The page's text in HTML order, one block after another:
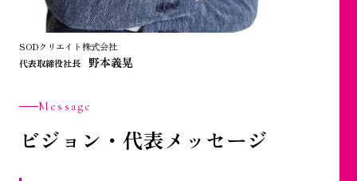
SODクリエイト株式会社
代表取締役社長
野本義晃
Message
ビジョン・代表メッセージ